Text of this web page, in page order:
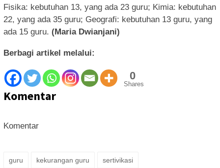
Fisika: kebutuhan 13, yang ada 23 guru; Kimia: kebutuhan
22, yang ada 35 guru; Geografi: kebutuhan 13 guru, yang
ada 15 guru. (Maria Dwianjani)
Berbagi artikel melalui:
0
Shares
Komentar
Komentar
guru kekurangan guru sertivikasi